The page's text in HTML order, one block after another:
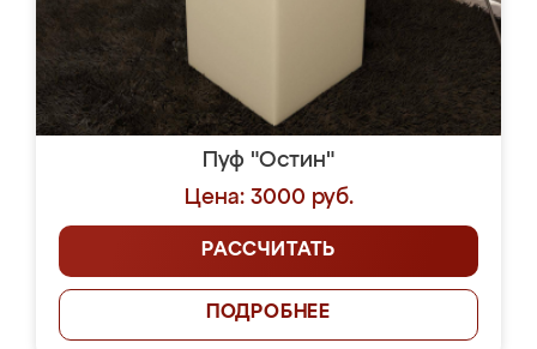
Пуф "Остин"
Цена: 3000 руб.
РАССЧИТАТЬ
ПОДРОБНЕЕ